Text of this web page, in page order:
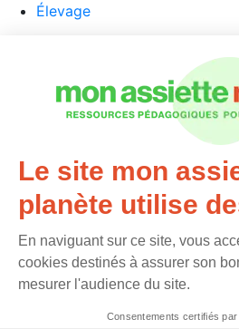
Élevage
Collège / Lycée
Alimentation
Élevage
Nous contacter
Mentions légales
Plan du site
Protection des données
Préférences cookies
Le site mon
planète utilise
En naviguant sur ce site, vous
cookies destinés à assurer son
mesurer l'audience du site.
Consentements certifiés par